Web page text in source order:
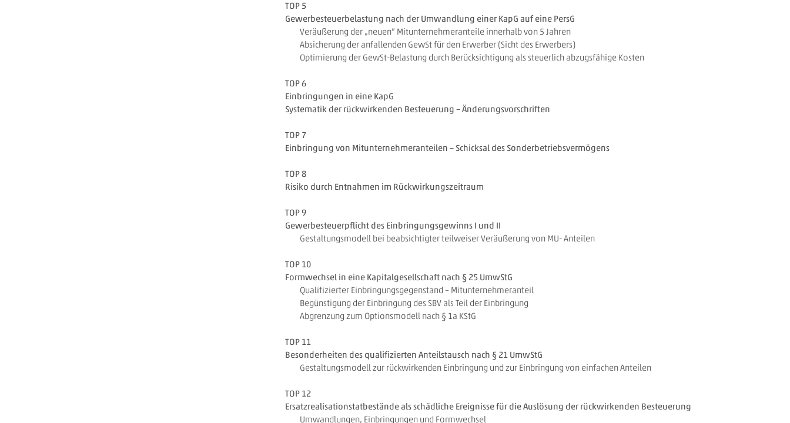
TOP 5
Gewerbesteuerbelastung nach der Umwandlung einer KapG auf eine PersG
Veräußerung der „neuen“ Mitunternehmeranteile innerhalb von 5 Jahren
Absicherung der anfallenden GewSt für den Erwerber (Sicht des Erwerbers)
Optimierung der GewSt-Belastung durch Berücksichtigung als steuerlich abzugsfähige Kosten
TOP 6
Einbringungen in eine KapG
Systematik der rückwirkenden Besteuerung – Änderungsvorschriften
TOP 7
Einbringung von Mitunternehmeranteilen – Schicksal des Sonderbetriebsvermögens
TOP 8
Risiko durch Entnahmen im Rückwirkungszeitraum
TOP 9
Gewerbesteuerpflicht des Einbringungsgewinns I und II
Gestaltungsmodell bei beabsichtigter teilweiser Veräußerung von MU- Anteilen
TOP 10
Formwechsel in eine Kapitalgesellschaft nach § 25 UmwStG
Qualifizierter Einbringungsgegenstand – Mitunternehmeranteil
Begünstigung der Einbringung des SBV als Teil der Einbringung
Abgrenzung zum Optionsmodell nach § 1a KStG
TOP 11
Besonderheiten des qualifizierten Anteilstausch nach § 21 UmwStG
Gestaltungsmodell zur rückwirkenden Einbringung und zur Einbringung von einfachen Anteilen
TOP 12
Ersatzrealisationstatbestände als schädliche Ereignisse für die Auslösung der rückwirkenden Besteuerung
Umwandlungen, Einbringungen und Formwechsel